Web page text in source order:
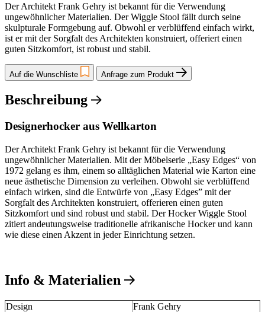
Der Architekt Frank Gehry ist bekannt für die Verwendung
ungewöhnlicher Materialien. Der Wiggle Stool fällt durch seine
skulpturale Formgebung auf. Obwohl er verblüffend einfach wirkt,
ist er mit der Sorgfalt des Architekten konstruiert, offeriert einen
guten Sitzkomfort, ist robust und stabil.
Auf die Wunschliste Anfrage zum Produkt
Beschreibung
Designerhocker aus Wellkarton
Der Architekt Frank Gehry ist bekannt für die Verwendung
ungewöhnlicher Materialien. Mit der Möbelserie „Easy Edges“ von
1972 gelang es ihm, einem so alltäglichen Material wie Karton eine
neue ästhetische Dimension zu verleihen. Obwohl sie verblüffend
einfach wirken, sind die Entwürfe von „Easy Edges” mit der
Sorgfalt des Architekten konstruiert, offerieren einen guten
Sitzkomfort und sind robust und stabil. Der Hocker Wiggle Stool
zitiert andeutungsweise traditionelle afrikanische Hocker und kann
wie diese einen Akzent in jeder Einrichtung setzen.
Info & Materialien
Design
Frank Gehry